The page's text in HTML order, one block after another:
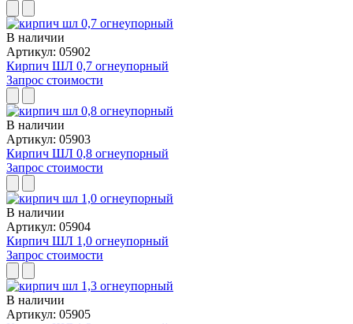
В наличии
Артикул: 05902
Кирпич ШЛ 0,7 огнеупорный
Запрос стоимости
В наличии
Артикул: 05903
Кирпич ШЛ 0,8 огнеупорный
Запрос стоимости
В наличии
Артикул: 05904
Кирпич ШЛ 1,0 огнеупорный
Запрос стоимости
В наличии
Артикул: 05905